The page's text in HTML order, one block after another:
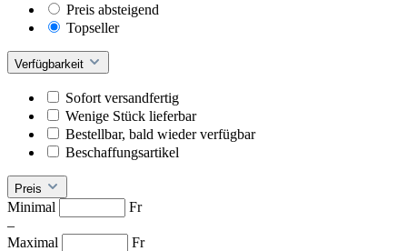
Preis absteigend
Topseller
Verfügbarkeit
Sofort versandfertig
Wenige Stück lieferbar
Bestellbar, bald wieder verfügbar
Beschaffungsartikel
Preis
Minimal
Fr
–
Maximal
Fr